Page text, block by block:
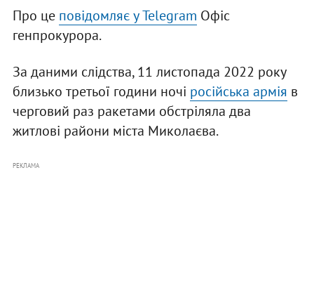
Про це повідомляє у Telegram Офіс
генпрокурора.
За даними слідства, 11 листопада 2022 року
близько третьої години ночі російська армія в
черговий раз ракетами обстріляла два
житлові райони міста Миколаєва.
РЕКЛАМА